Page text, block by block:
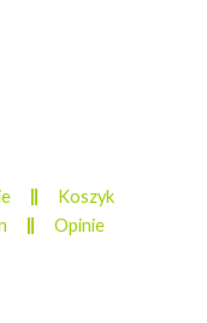
Koszyk
Opinie